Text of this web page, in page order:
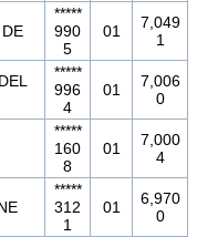
*****
990
5
01
7,049
1
*****
996
4
01
7,006
0
*****
160
8
01
7,000
4
*****
312
1
01
6,970
0